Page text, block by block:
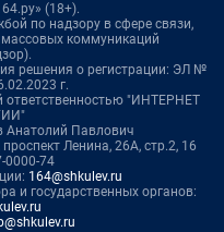
(18+).
по надзору в сфере связи,
коммуникаций
решения о регистрации: ЭЛ №
г.
ответственностью "ИНТЕРНЕТ
Анатолий Павлович
Ленина, 26А, стр.2, 16
0000-74
164@shkulev.ru
и государственных органов: